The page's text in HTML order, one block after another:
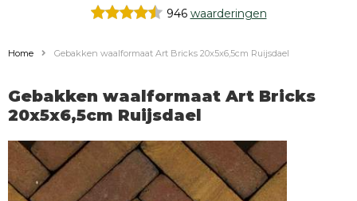
946 waarderingen
Home Gebakken waalformaat Art Bricks 20x5x6,5cm Ruijsdael
Gebakken waalformaat Art Bricks
20x5x6,5cm Ruijsdael